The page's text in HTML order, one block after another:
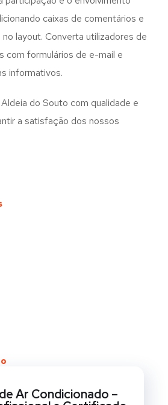
caixas de comentários e
layout. Converta utilizadores de
com formulários de e-mail e
informativos.
do Souto com qualidade e
a satisfação dos nossos
Ar Condicionado –